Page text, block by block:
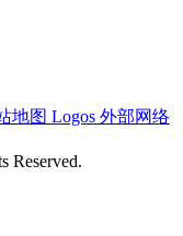
地图 Logos 外部网络
Reserved.